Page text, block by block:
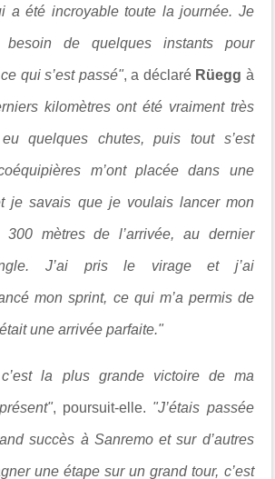
a été incroyable toute la journée. Je
de quelques instants pour
qui s’est passé", a déclaré Rüegg à
kilomètres ont été vraiment très
quelques chutes, puis tout s’est
m’ont placée dans une
je savais que je voulais lancer mon
mètres de l’arrivée, au dernier
J’ai pris le virage et j’ai
mon sprint, ce qui m’a permis de
une arrivée parfaite."
la plus grande victoire de ma
, poursuit-elle. "J’étais passée
succès à Sanremo et sur d’autres
une étape sur un grand tour, c’est